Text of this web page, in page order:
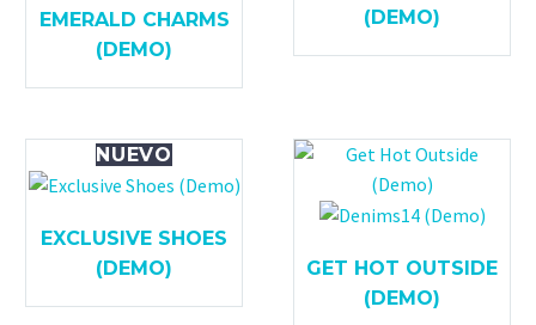
EMERALD CHARMS
(DEMO)
(DEMO)
NUEVO
EXCLUSIVE SHOES
(DEMO)
GET HOT OUTSIDE
(DEMO)